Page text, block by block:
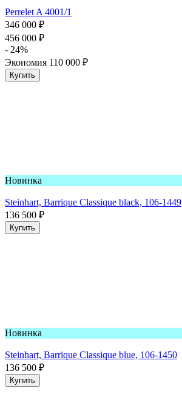
Perrelet A 4001/1
346 000 ₽
456 000 ₽
- 24%
Экономия 110 000 ₽
Купить
Новинка
Steinhart, Barrique Classique black, 106-1449
136 500 ₽
Купить
Новинка
Steinhart, Barrique Classique blue, 106-1450
136 500 ₽
Купить